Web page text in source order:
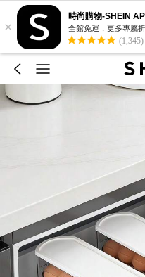
×
時尚購物-SHEIN
全館免運，更多專屬
(1,345)